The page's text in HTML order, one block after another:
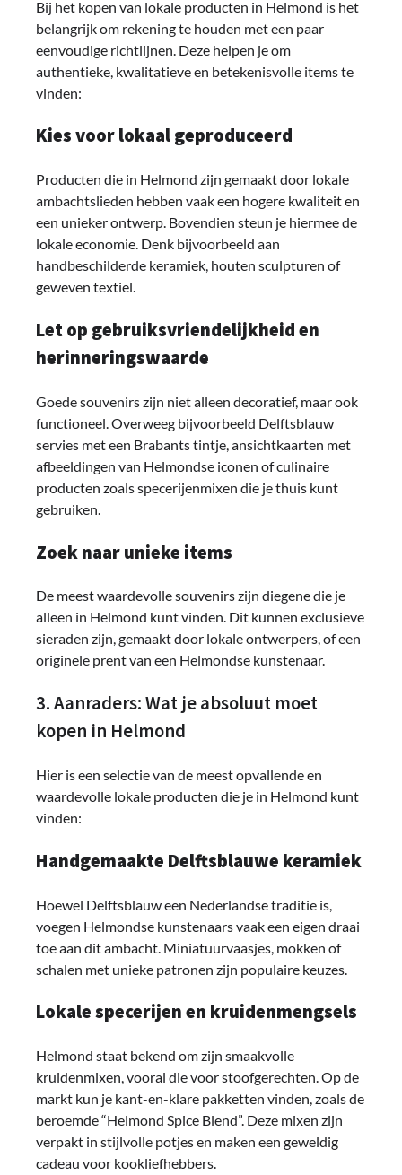
Bij het kopen van lokale producten in Helmond is het
belangrijk om rekening te houden met een paar
eenvoudige richtlijnen. Deze helpen je om
authentieke, kwalitatieve en betekenisvolle items te
vinden:
Kies voor lokaal geproduceerd
Producten die in Helmond zijn gemaakt door lokale
ambachtslieden hebben vaak een hogere kwaliteit en
een unieker ontwerp. Bovendien steun je hiermee de
lokale economie. Denk bijvoorbeeld aan
handbeschilderde keramiek, houten sculpturen of
geweven textiel.
Let op gebruiksvriendelijkheid en
herinneringswaarde
Goede souvenirs zijn niet alleen decoratief, maar ook
functioneel. Overweeg bijvoorbeeld Delftsblauw
servies met een Brabants tintje, ansichtkaarten met
afbeeldingen van Helmondse iconen of culinaire
producten zoals specerijenmixen die je thuis kunt
gebruiken.
Zoek naar unieke items
De meest waardevolle souvenirs zijn diegene die je
alleen in Helmond kunt vinden. Dit kunnen exclusieve
sieraden zijn, gemaakt door lokale ontwerpers, of een
originele prent van een Helmondse kunstenaar.
3. Aanraders: Wat je absoluut moet
kopen in Helmond
Hier is een selectie van de meest opvallende en
waardevolle lokale producten die je in Helmond kunt
vinden:
Handgemaakte Delftsblauwe keramiek
Hoewel Delftsblauw een Nederlandse traditie is,
voegen Helmondse kunstenaars vaak een eigen draai
toe aan dit ambacht. Miniatuurvaasjes, mokken of
schalen met unieke patronen zijn populaire keuzes.
Lokale specerijen en kruidenmengsels
Helmond staat bekend om zijn smaakvolle
kruidenmixen, vooral die voor stoofgerechten. Op de
markt kun je kant-en-klare pakketten vinden, zoals de
beroemde “Helmond Spice Blend”. Deze mixen zijn
verpakt in stijlvolle potjes en maken een geweldig
cadeau voor kookliefhebbers.